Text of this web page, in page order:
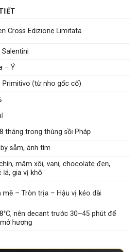
Cross Edizione Limitata
Salentini
– Ý
Primitivo (từ nho gốc cổ)
tháng trong thùng sồi Pháp
sẫm, ánh tím
mâm xôi, vani, chocolate đen,
lá, gia vị khô
mẽ – Tròn trịa – Hậu vị kéo dài
nên decant trước 30–45 phút để
hương